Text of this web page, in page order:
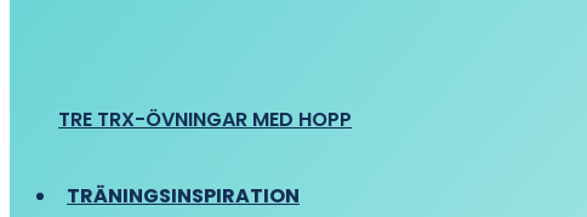
TRE TRX-ÖVNINGAR MED HOPP
TRÄNINGSINSPIRATION